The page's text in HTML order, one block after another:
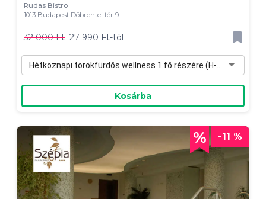
Rudas Bistro
1013 Budapest Döbrentei tér 9
32 000 Ft 27 990 Ft-tól
Kosárba
-11 %